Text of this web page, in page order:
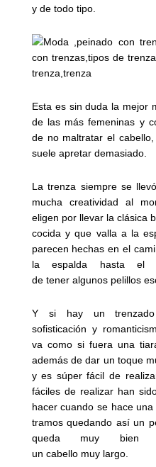
y de todo tipo.
Esta es sin duda la mejor
de las más femeninas y
de no maltratar el
suele apretar demasiado.
La trenza siempre se
mucha creatividad al
eligen por llevar la clásica
cocida y que valla a la
parecen hechas en el
la espalda hasta el
de tener algunos pelillos
Y si hay un trenzado
sofisticación y
va como si fuera una
además de dar un toque
y es súper fácil de
fáciles de realizar han
hacer cuando se hace
tramos quedando así un
queda muy bien
un cabello muy largo.